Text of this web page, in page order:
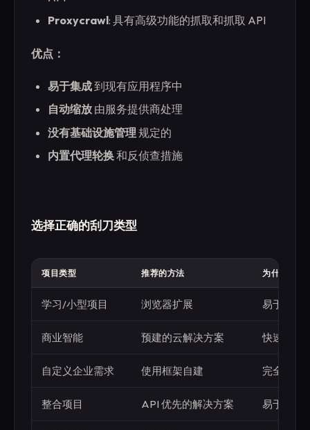
Proxycrawl: 具有高级功能的抓取和抓取 API
优点：
易于集成到现有应用程序中
自动缩放 由服务提供商处理
没有基础设施管理 规定的
内置代理轮换和反侦查措施
选择正确的刮刀类型
项目类型 推荐的方法 为什么
学习/小型项目 浏览器扩展 易于上手
商业智能 预建的云解决方案 快速部署
自定义企业需求 使用框架自建 完全控制
整合项目 API 优先的解决方案 易于集成